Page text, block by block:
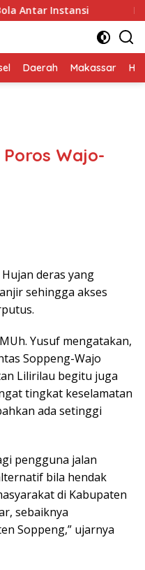
LIRA Wajo
Daerah Makassar
Wajo-
Hujan deras yang
sehingga akses
Yusuf mengatakan,
Soppeng-Wajo
Lilirilau begitu juga
tingkat keselamatan
ada setinggi
pengguna jalan
bila hendak
di Kabupaten
sebaiknya
Soppeng,” ujarnya